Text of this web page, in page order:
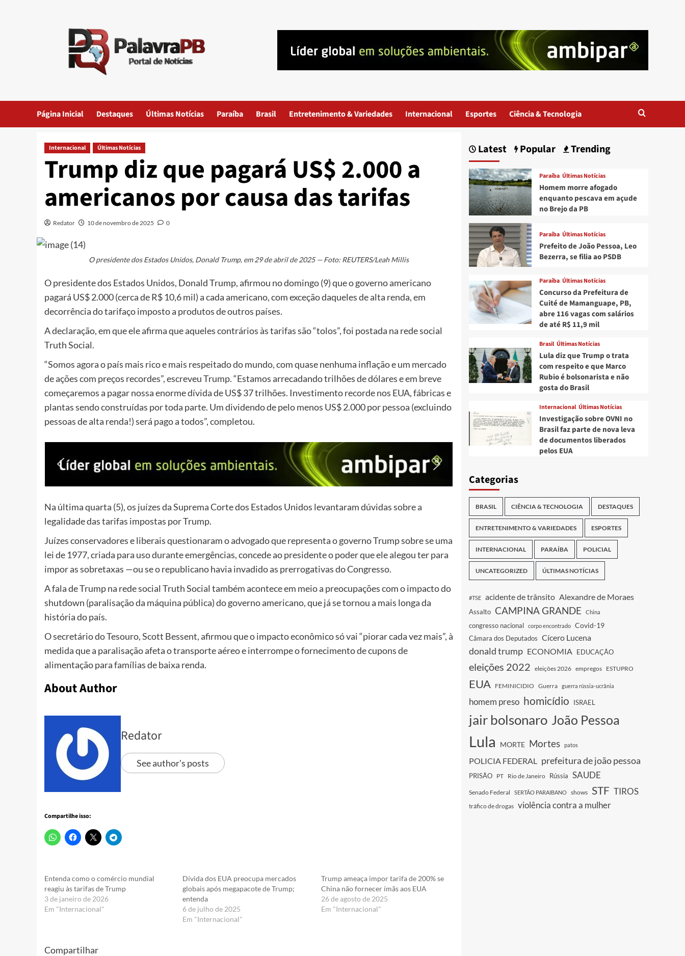
Página Inicial Destaques Últimas Notícias Paraíba Brasil Entretenimento & Variedades Internacional Esportes Ciência & Tecnologia
Internacional Últimas Notícias
Trump diz que pagará US$ 2.000 a
americanos por causa das tarifas
Redator 10 de novembro de 2025 0
O presidente dos Estados Unidos, Donald Trump, em 29 de abril de 2025 — Foto: REUTERS/Leah Millis
O presidente dos Estados Unidos, Donald Trump, afirmou no domingo (9) que o governo americano
pagará US$ 2.000 (cerca de R$ 10,6 mil) a cada americano, com exceção daqueles de alta renda, em
decorrência do tarifaço imposto a produtos de outros países.
A declaração, em que ele afirma que aqueles contrários às tarifas são “tolos”, foi postada na rede social
Truth Social.
“Somos agora o país mais rico e mais respeitado do mundo, com quase nenhuma inflação e um mercado
de ações com preços recordes”, escreveu Trump. “Estamos arrecadando trilhões de dólares e em breve
começaremos a pagar nossa enorme dívida de US$ 37 trilhões. Investimento recorde nos EUA, fábricas e
plantas sendo construídas por toda parte. Um dividendo de pelo menos US$ 2.000 por pessoa (excluindo
pessoas de alta renda!) será pago a todos”, completou.
Na última quarta (5), os juízes da Suprema Corte dos Estados Unidos levantaram dúvidas sobre a
legalidade das tarifas impostas por Trump.
Juízes conservadores e liberais questionaram o advogado que representa o governo Trump sobre se uma
lei de 1977, criada para uso durante emergências, concede ao presidente o poder que ele alegou ter para
impor as sobretaxas —ou se o republicano havia invadido as prerrogativas do Congresso.
A fala de Trump na rede social Truth Social também acontece em meio a preocupações com o impacto do
shutdown (paralisação da máquina pública) do governo americano, que já se tornou a mais longa da
história do país.
O secretário do Tesouro, Scott Bessent, afirmou que o impacto econômico só vai “piorar cada vez mais”, à
medida que a paralisação afeta o transporte aéreo e interrompe o fornecimento de cupons de
alimentação para famílias de baixa renda.
About Author
Redator
See author's posts
Compartilhe isso:
Entenda como o comércio mundial
reagiu às tarifas de Trump
3 de janeiro de 2026
Em "Internacional"
Dívida dos EUA preocupa mercados
globais após megapacote de Trump;
entenda
6 de julho de 2025
Em "Internacional"
Trump ameaça impor tarifa de 200% se
China não fornecer ímãs aos EUA
26 de agosto de 2025
Em "Internacional"
Compartilhar
Latest Popular Trending
Paraíba Últimas Notícias
Homem morre afogado
enquanto pescava em açude
no Brejo da PB
Paraíba Últimas Notícias
Prefeito de João Pessoa, Leo
Bezerra, se filia ao PSDB
Paraíba Últimas Notícias
Concurso da Prefeitura de
Cuité de Mamanguape, PB,
abre 116 vagas com salários
de até R$ 11,9 mil
Brasil Últimas Notícias
Lula diz que Trump o trata
com respeito e que Marco
Rubio é bolsonarista e não
gosta do Brasil
Internacional Últimas Notícias
Investigação sobre OVNI no
Brasil faz parte de nova leva
de documentos liberados
pelos EUA
Categorias
BRASIL CIÊNCIA & TECNOLOGIA DESTAQUES
ENTRETENIMENTO & VARIEDADES ESPORTES
INTERNACIONAL PARAÍBA POLICIAL
UNCATEGORIZED ÚLTIMAS NOTÍCIAS
#TSE acidente de trânsito Alexandre de Moraes
Assalto CAMPINA GRANDE China
congresso nacional corpo encontrado Covid-19
Câmara dos Deputados Cícero Lucena
donald trump ECONOMIA EDUCAÇÃO
eleições 2022 eleições 2026 empregos ESTUPRO
EUA FEMINICIDIO Guerra guerra rússia-ucrânia
homem preso homicídio ISRAEL
jair bolsonaro João Pessoa
Lula MORTE Mortes patos
POLICIA FEDERAL prefeitura de joão pessoa
PRISÃO PT Rio de Janeiro Rússia SAUDE
Senado Federal SERTÃO PARAIBANO shows STF TIROS
tráfico de drogas violência contra a mulher